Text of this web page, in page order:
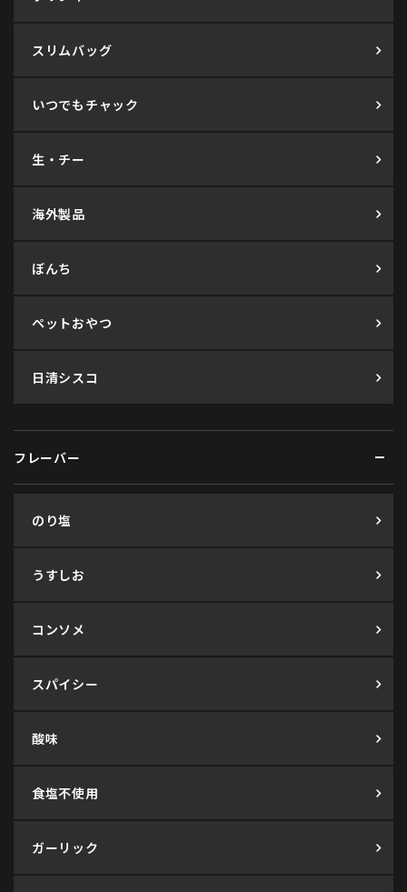
スリムバッグ
いつでもチャック
生・チー
海外製品
ぼんち
ペットおやつ
日清シスコ
フレーバー
のり塩
うすしお
コンソメ
スパイシー
酸味
食塩不使用
ガーリック